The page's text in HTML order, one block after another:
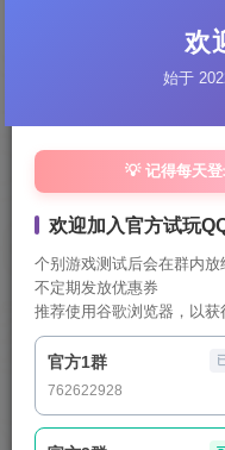
妖气币
月卡VIP会员妖气
您当前
下载
欢
始于
💡 记得每天
欢迎加入官方试玩
个别游戏测试后会在群内放
不定期发放优惠券
推荐使用谷歌浏览器，以
官方1群
762622928